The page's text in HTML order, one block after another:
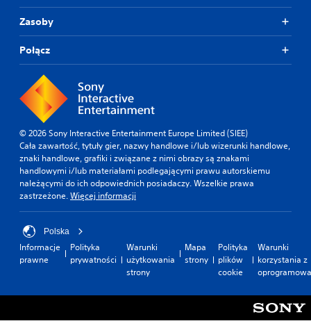
Zasoby
Połącz
© 2026 Sony Interactive Entertainment Europe Limited (SIEE)
Cała zawartość, tytuły gier, nazwy handlowe i/lub wizerunki handlowe,
znaki handlowe, grafiki i związane z nimi obrazy są znakami
handlowymi i/lub materiałami podlegającymi prawu autorskiemu
należącymi do ich odpowiednich posiadaczy. Wszelkie prawa
zastrzeżone.Więcej informacji
Polska
Informacje
prawne
Polityka
prywatności
Warunki
użytkowania
strony
Mapa
strony
Polityka
plików
cookie
Warunki
korzystania z